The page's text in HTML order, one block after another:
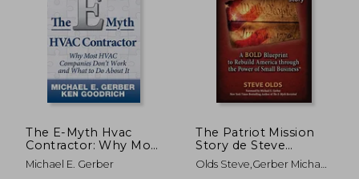
The E-Myth Hvac
Contractor: Why Most
Hvac Companies
Don'T Work and
Michael E. Gerber
The Patriot Mission
Story de Steve
Olds(Lightning
Source Inc) (en
Olds Steve,Gerber Michael